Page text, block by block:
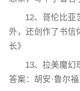
12、哥伦比亚
外，还创作了书信
长》
13、拉美魔幻
答案：胡安·鲁尔福